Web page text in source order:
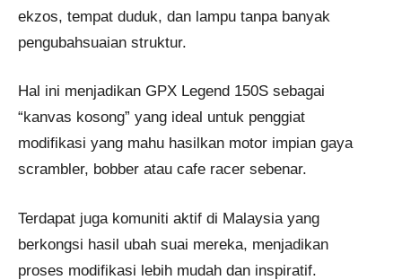
ekzos, tempat duduk, dan lampu tanpa banyak
pengubahsuaian struktur.
Hal ini menjadikan GPX Legend 150S sebagai
“kanvas kosong” yang ideal untuk penggiat
modifikasi yang mahu hasilkan motor impian gaya
scrambler, bobber atau cafe racer sebenar.
Terdapat juga komuniti aktif di Malaysia yang
berkongsi hasil ubah suai mereka, menjadikan
proses modifikasi lebih mudah dan inspiratif.